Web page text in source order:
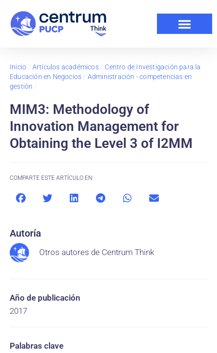
Inicio / Artículos académicos/ Centro de Investigación para la
Educación en Negocios / Administración - competencias en
gestión /
MIM3: Methodology of
Innovation Management for
Obtaining the Level 3 of I2MM
COMPARTE ESTE ARTÍCULO EN
Autoría
Otros autores de Centrum Think
Año de publicación
2017
Palabras clave